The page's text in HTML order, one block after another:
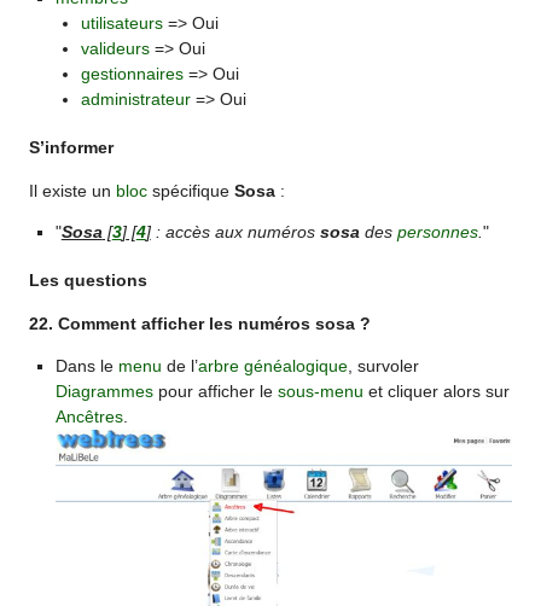
utilisateurs => Oui
valideurs => Oui
gestionnaires => Oui
administrateur => Oui
S’informer
Il existe un bloc spécifiqueSosa :
"Sosa[3][4]: accès aux numéros sosades personnes."
Les questions
22. Comment afficher les numéros sosa ?
Dans le menu de l’arbre généalogique, survoler
Diagrammespour afficher le sous-menu et cliquer alors sur
Ancêtres.